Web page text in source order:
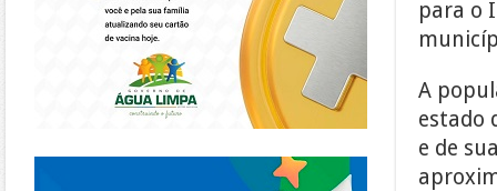
para o
A
estado
e de
https://piracanjuba.go.gov.br/